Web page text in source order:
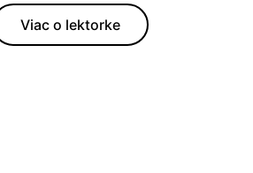
Viac o lektorke